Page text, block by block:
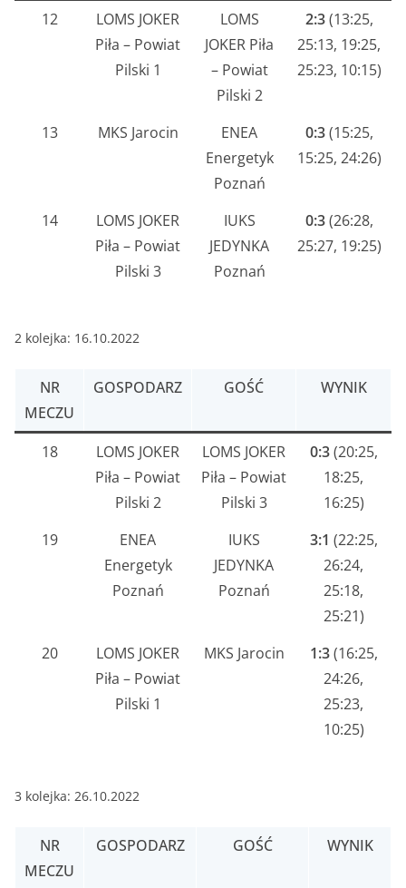
12
LOMS JOKER
Piła – Powiat
Pilski 1
LOMS
JOKER Piła
– Powiat
Pilski 2
2:3(13:25,
25:13, 19:25,
25:23, 10:15)
13 MKS Jarocin
ENEA
Energetyk
Poznań
0:3(15:25,
15:25, 24:26)
14
LOMS JOKER
Piła – Powiat
Pilski 3
IUKS
JEDYNKA
Poznań
0:3(26:28,
25:27, 19:25)
2 kolejka: 16.10.2022
NR
MECZU
GOSPODARZ GOŚĆ WYNIK
18
LOMS JOKER
Piła – Powiat
Pilski 2
LOMS JOKER
Piła – Powiat
Pilski 3
0:3(20:25,
18:25,
16:25)
19
ENEA
Energetyk
Poznań
IUKS
JEDYNKA
Poznań
3:1 (22:25,
26:24,
25:18,
25:21)
20
LOMS JOKER
Piła – Powiat
Pilski 1
MKS Jarocin 1:3(16:25,
24:26,
25:23,
10:25)
3 kolejka: 26.10.2022
NR
MECZU
GOSPODARZ GOŚĆ WYNIK